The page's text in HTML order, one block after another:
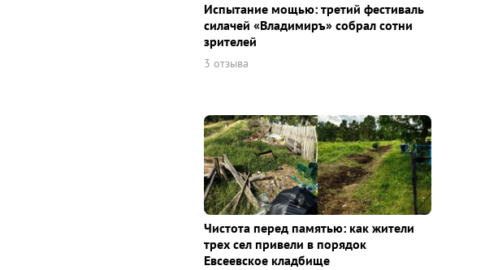
Испытание мощью: третий фестиваль
силачей «Владимиръ» собрал сотни
зрителей
3 отзыва
Чистота перед памятью: как жители
трех сел привели в порядок
Евсеевское кладбище